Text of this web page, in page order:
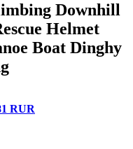
Downhill
Helmet
Boat Dinghy
RUR